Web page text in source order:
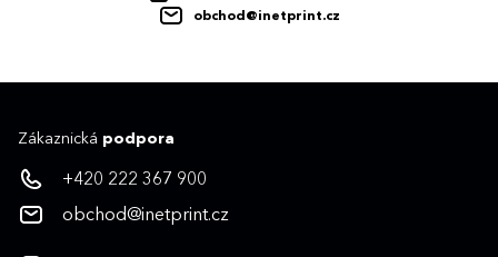
obchod@inetprint.cz
Zákaznická podpora
+420 222 367 900
obchod@inetprint.cz